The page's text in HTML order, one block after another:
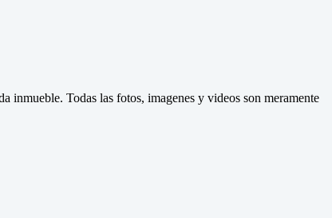
inmueble. Todas las fotos, imagenes y videos son meramente